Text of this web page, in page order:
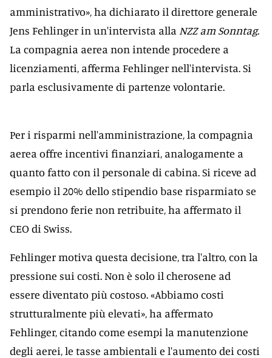
amministrativo», ha dichiarato il direttore generale
Jens Fehlinger in un'intervista alla NZZ am Sonntag.
La compagnia aerea non intende procedere a
licenziamenti, afferma Fehlinger nell'intervista. Si
parla esclusivamente di partenze volontarie.
Per i risparmi nell'amministrazione, la compagnia
aerea offre incentivi finanziari, analogamente a
quanto fatto con il personale di cabina. Si riceve ad
esempio il 20% dello stipendio base risparmiato se
si prendono ferie non retribuite, ha affermato il
CEO di Swiss.
Fehlinger motiva questa decisione, tra l'altro, con la
pressione sui costi. Non è solo il cherosene ad
essere diventato più costoso. «Abbiamo costi
strutturalmente più elevati», ha affermato
Fehlinger, citando come esempi la manutenzione
degli aerei, le tasse ambientali e l'aumento dei costi